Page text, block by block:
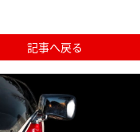
記事へ戻る